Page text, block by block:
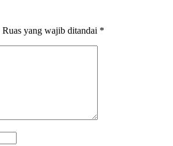
Ruas yang wajib ditandai *